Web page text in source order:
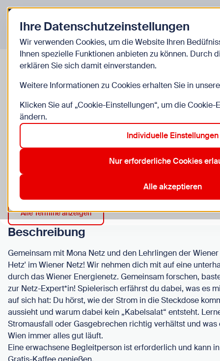
Zurück zur Startseite
Veranstaltungen
GRATIS
Hetz im Wiener Netz
ab Mi, 12.8. bis Mi, 26.8.
6 bis 12 Jahre, Gruppen willkommen, Begleitperson
Treffpunkt: U3 Gasometer, Rosa-Fischer-Gasse, 1110
Alle Termine anzeigen
Beschreibung
Gemeinsam mit Mona Netz und den Lehrlingen der
Hetz' im Wiener Netz! Wir nehmen dich mit auf eine
durch das Wiener Energienetz. Gemeinsam forschen,
zur Netz-Expert*in! Spielerisch erfährst du dabei, was es
auf sich hat: Du hörst, wie der Strom in die Steckdose
aussieht und warum dabei kein „Kabelsalat“ entsteht.
Stromausfall oder Gasgebrechen richtig verhältst und
Wien immer alles gut läuft.
Eine erwachsene Begleitperson ist erforderlich und kann
Ihre Datenschutzeinstellungen
Wir verwenden Cookies, um die Website Ihren
Ihnen spezielle Funktionen anbieten zu können. Durch
erklären Sie sich damit einverstanden.
Weitere Informationen zu Cookies erhalten Sie in
Klicken Sie auf „Cookie-Einstellungen“, um die
ändern.
Individuelle Einstellungen
Nur erforderliche Cookies
Alle akzeptieren